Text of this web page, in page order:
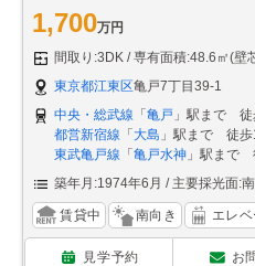
1,700万円
間取り:3DK
専有面積:48.6㎡(壁
東京都江東区亀戸7丁目39-1
中央・総武線 「亀戸 」駅まで 徒
都営新宿線 「大島 」駅まで 徒歩
東武亀戸線 「亀戸水神 」駅まで
築年月:1974年6月
主要採光面:南
賃貸中 南向き エレ
見学予約 お